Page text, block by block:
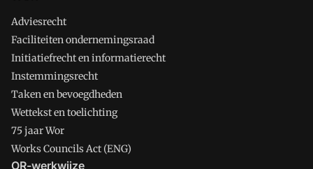
Adviesrecht
Faciliteiten ondernemingsraad
Initiatiefrecht en informatierecht
Instemmingsrecht
Taken en bevoegdheden
Wettekst en toelichting
75 jaar Wor
Works Councils Act (ENG)
OR-werkwijze